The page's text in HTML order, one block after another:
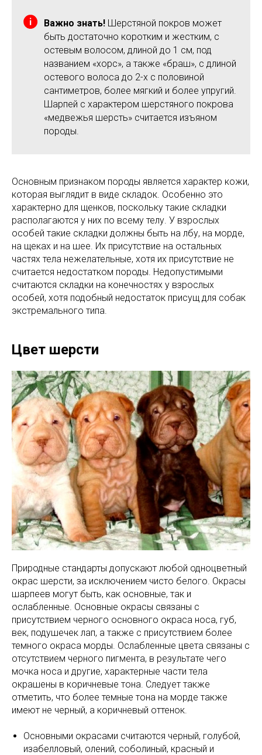
Важно знать! Шерстяной покров может
быть достаточно коротким и жестким, с
остевым волосом, длиной до 1 см, под
названием «хорс», а также «браш», с длиной
остевого волоса до 2-х с половиной
сантиметров, более мягкий и более упругий.
Шарпей с характером шерстяного покрова
«медвежья шерсть» считается изъяном
породы.
Основным признаком породы является характер кожи,
которая выглядит в виде складок. Особенно это
характерно для щенков, поскольку такие складки
располагаются у них по всему телу. У взрослых
особей такие складки должны быть на лбу, на морде,
на щеках и на шее. Их присутствие на остальных
частях тела нежелательные, хотя их присутствие не
считается недостатком породы. Недопустимыми
считаются складки на конечностях у взрослых
особей, хотя подобный недостаток присущ для собак
экстремального типа.
Цвет шерсти
Природные стандарты допускают любой одноцветный
окрас шерсти, за исключением чисто белого. Окрасы
шарпеев могут быть, как основные, так и
ослабленные. Основные окрасы связаны с
присутствием черного основного окраса носа, губ,
век, подушечек лап, а также с присутствием более
темного окраса морды. Ослабленные цвета связаны с
отсутствием черного пигмента, в результате чего
мочка носа и другие, характерные части тела
окрашены в коричневые тона. Следует также
отметить, что более темные тона на морде также
имеют не черный, а коричневый оттенок.
Основными окрасами считаются черный, голубой,
изабелловый, олений, соболиный, красный и